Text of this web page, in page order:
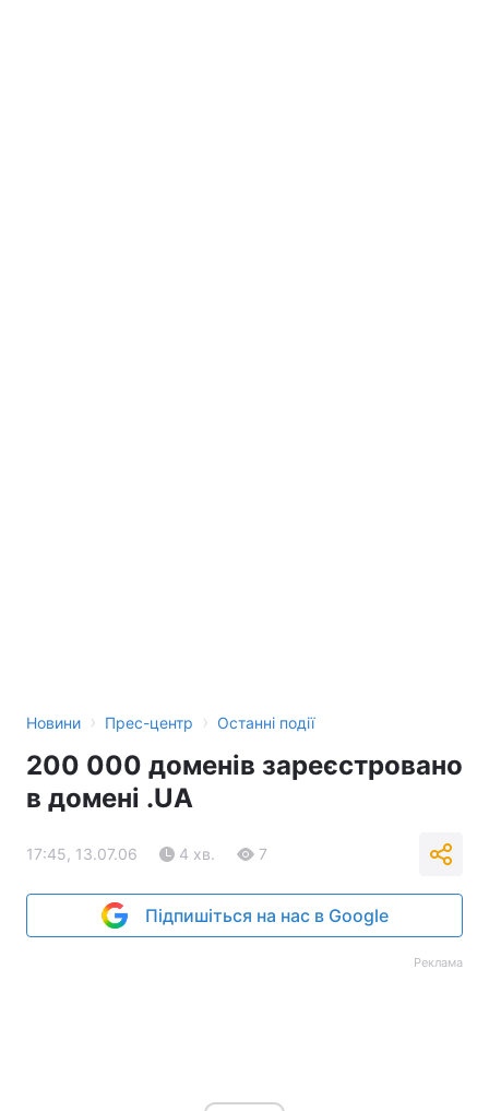
Новини › Прес-центр › Останні події
200 000 доменів зареєстровано
в домені .UA
17:45, 13.07.06 4 хв. 7
Підпишіться на нас в Google
Реклама